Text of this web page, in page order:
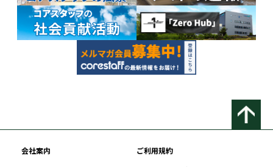
会社案内
ご利用規約